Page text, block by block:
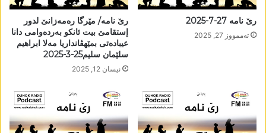
رێ نامە 27-7-2025
تەممووز 27, 2025
رێ نامە/ مێرگا رەمەزانێ لدور
إستقامێ بیت ئانکو بەردەوامی دانا
عیبادەتی بمێھڤانداریا مەلا ابراھیم
سلێمان سلیم25-3-2025
نیسان 12, 2025